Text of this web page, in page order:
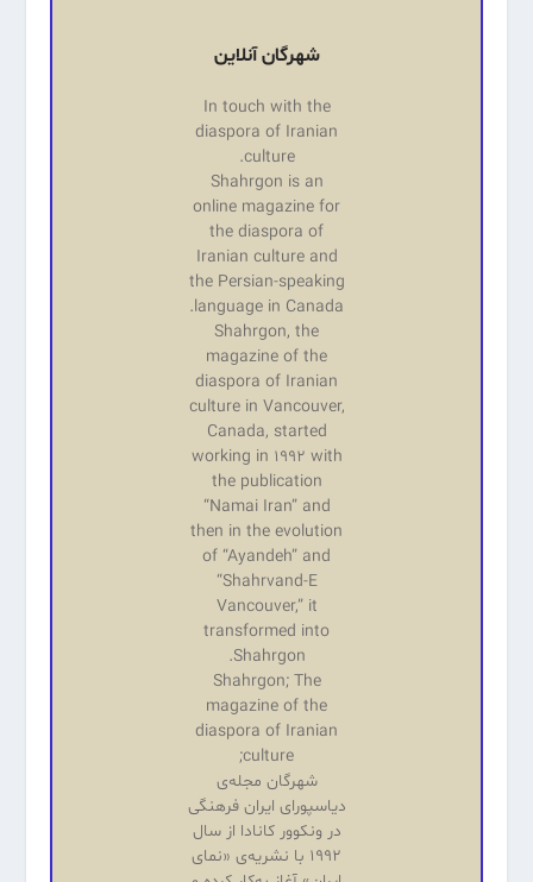
شهرگان آنلاین
In touch with the
diaspora of Iranian
culture.
Shahrgon is an
online magazine for
the diaspora of
Iranian culture and
the Persian-speaking
language in Canada.
Shahrgon, the
magazine of the
diaspora of Iranian
culture in Vancouver,
Canada, started
working in 1992 with
the publication
“Namai Iran” and
then in the evolution
of “Ayandeh” and
“Shahrvand-E
Vancouver,” it
transformed into
Shahrgon.
Shahrgon; The
magazine of the
diaspora of Iranian
culture;
شهرگان مجله‌ی
دیاسپورای ایران فرهنگی
در ونکوور کانادا از سال
۱۹۹۲ با نشریه‌‌ی «نمای